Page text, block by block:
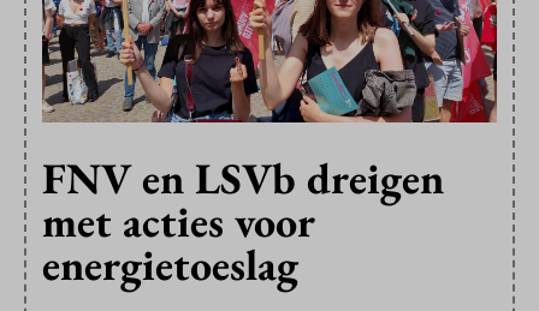
FNV en LSVb dreigen
met acties voor
energietoeslag